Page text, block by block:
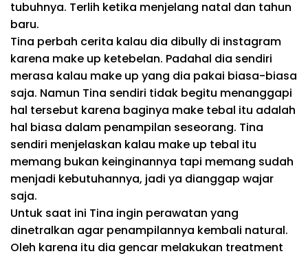
tubuhnya. Terlih ketika menjelang natal dan tahun
baru.
Tina perbah cerita kalau dia dibully di instagram
karena make up ketebelan. Padahal dia sendiri
merasa kalau make up yang dia pakai biasa-biasa
saja. Namun Tina sendiri tidak begitu menanggapi
hal tersebut karena baginya make tebal itu adalah
hal biasa dalam penampilan seseorang. Tina
sendiri menjelaskan kalau make up tebal itu
memang bukan keinginannya tapi memang sudah
menjadi kebutuhannya, jadi ya dianggap wajar
saja.
Untuk saat ini Tina ingin perawatan yang
dinetralkan agar penampilannya kembali natural.
Oleh karena itu dia gencar melakukan treatment